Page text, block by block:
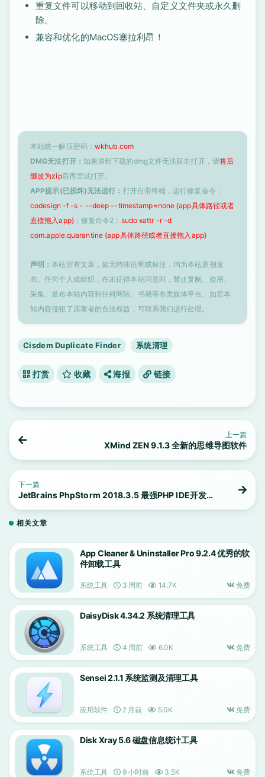
重复文件可以移动到回收站、自定义文件夹或永久删
除。
兼容和优化的MacOS塞拉利昂！
本站统一解压密码： wkhub.com
DMG无法打开： 如果遇到下载的dmg文件无法双击打开，请将后
缀改为zip后再尝试打开。
APP提示(已损坏)无法运行： 打开自带终端，运行修复命令：
codesign -f -s - --deep --timestamp=none {app具体路径或者
直接拖入app}；修复命令2： sudo xattr -r -d
com.apple.quarantine {app具体路径或者直接拖入app}
声明：本站所有文章，如无特殊说明或标注，均为本站原创发
布。任何个人或组织，在未征得本站同意时，禁止复制、盗用、
采集、发布本站内容到任何网站、书籍等各类媒体平台。如若本
站内容侵犯了原著者的合法权益，可联系我们进行处理。
Cisdem Duplicate Finder 系统清理
打赏 收藏 海报 链接
上一篇
XMind ZEN 9.1.3 全新的思维导图软件
下一篇
JetBrains PhpStorm 2018.3.5 最强PHP IDE开发工
相关文章
App Cleaner & Uninstaller Pro 9.2.4 优秀的软
件卸载工具
系统工具 3 周前 14.7K 免费
DaisyDisk 4.34.2 系统清理工具
系统工具 4 周前 6.0K 免费
Sensei 2.1.1 系统监测及清理工具
应用软件 2 月前 5.0K 免费
Disk Xray 5.6 磁盘信息统计工具
系统工具 9 小时前 3.5K 免费